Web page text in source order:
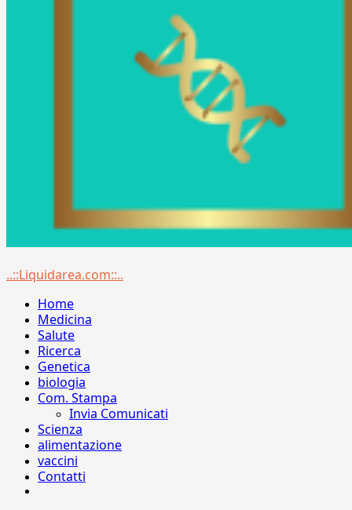
Menu
..::Liquidarea.com::..
Home
Medicina
Salute
Ricerca
Genetica
biologia
Com. Stampa
Invia Comunicati
Scienza
alimentazione
vaccini
Contatti